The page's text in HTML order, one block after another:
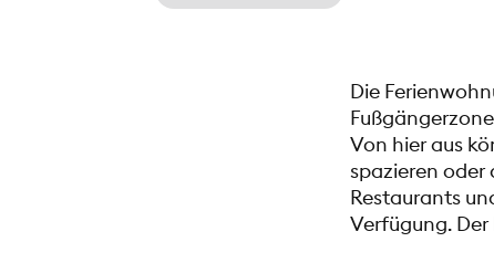
Die
Von hier aus
spazieren
Restaurants
Verfügung.